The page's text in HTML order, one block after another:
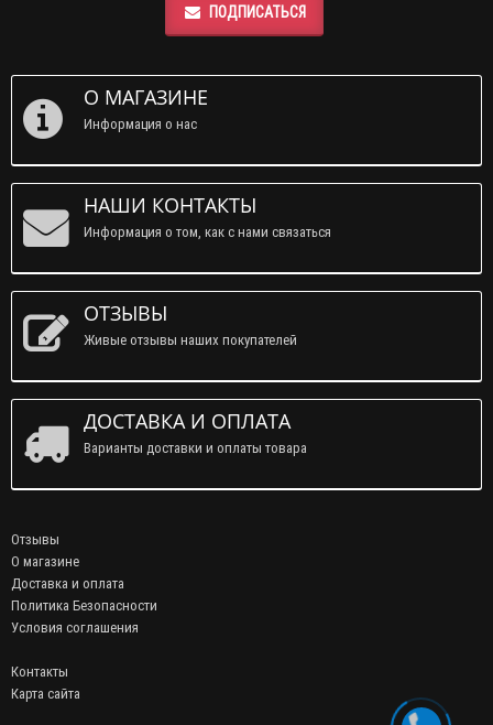
ПОДПИСАТЬСЯ
О МАГАЗИНЕ
Информация о нас
НАШИ КОНТАКТЫ
Информация о том, как с нами связаться
ОТЗЫВЫ
Живые отзывы наших покупателей
ДОСТАВКА И ОПЛАТА
Варианты доставки и оплаты товара
Отзывы
О магазине
Доставка и оплата
Политика Безопасности
Условия соглашения
Контакты
Карта сайта